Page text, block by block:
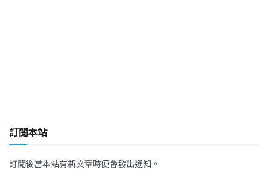
訂閱本站
訂閱後當本站有新文章時便會發出通知。